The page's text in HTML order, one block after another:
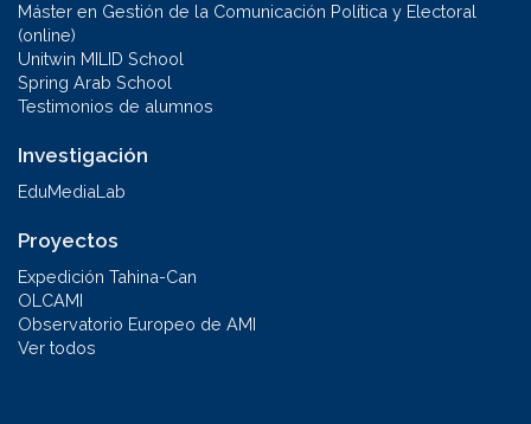
Máster en Gestión de la Comunicación Política y Electoral
(online)
Unitwin MILID School
Spring Arab School
Testimonios de alumnos
Investigación
EduMediaLab
Proyectos
Expedición Tahina-Can
OLCAMI
Observatorio Europeo de AMI
Ver todos